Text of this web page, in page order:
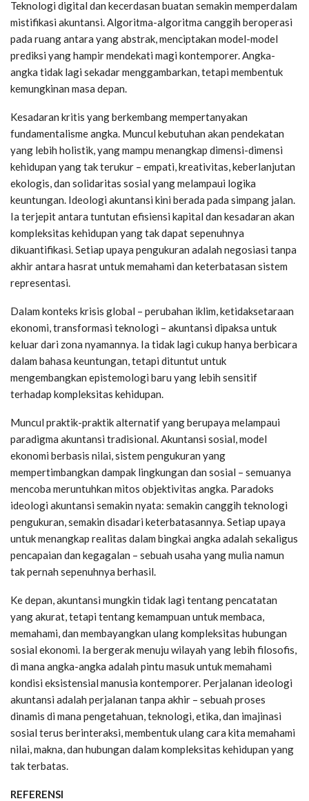
Teknologi digital dan kecerdasan buatan semakin memperdalam
mistifikasi akuntansi. Algoritma-algoritma canggih beroperasi
pada ruang antara yang abstrak, menciptakan model-model
prediksi yang hampir mendekati magi kontemporer. Angka-
angka tidak lagi sekadar menggambarkan, tetapi membentuk
kemungkinan masa depan.
Kesadaran kritis yang berkembang mempertanyakan
fundamentalisme angka. Muncul kebutuhan akan pendekatan
yang lebih holistik, yang mampu menangkap dimensi-dimensi
kehidupan yang tak terukur – empati, kreativitas, keberlanjutan
ekologis, dan solidaritas sosial yang melampaui logika
keuntungan. Ideologi akuntansi kini berada pada simpang jalan.
Ia terjepit antara tuntutan efisiensi kapital dan kesadaran akan
kompleksitas kehidupan yang tak dapat sepenuhnya
dikuantifikasi. Setiap upaya pengukuran adalah negosiasi tanpa
akhir antara hasrat untuk memahami dan keterbatasan sistem
representasi.
Dalam konteks krisis global – perubahan iklim, ketidaksetaraan
ekonomi, transformasi teknologi – akuntansi dipaksa untuk
keluar dari zona nyamannya. Ia tidak lagi cukup hanya berbicara
dalam bahasa keuntungan, tetapi dituntut untuk
mengembangkan epistemologi baru yang lebih sensitif
terhadap kompleksitas kehidupan.
Muncul praktik-praktik alternatif yang berupaya melampaui
paradigma akuntansi tradisional. Akuntansi sosial, model
ekonomi berbasis nilai, sistem pengukuran yang
mempertimbangkan dampak lingkungan dan sosial – semuanya
mencoba meruntuhkan mitos objektivitas angka. Paradoks
ideologi akuntansi semakin nyata: semakin canggih teknologi
pengukuran, semakin disadari keterbatasannya. Setiap upaya
untuk menangkap realitas dalam bingkai angka adalah sekaligus
pencapaian dan kegagalan – sebuah usaha yang mulia namun
tak pernah sepenuhnya berhasil.
Ke depan, akuntansi mungkin tidak lagi tentang pencatatan
yang akurat, tetapi tentang kemampuan untuk membaca,
memahami, dan membayangkan ulang kompleksitas hubungan
sosial ekonomi. Ia bergerak menuju wilayah yang lebih filosofis,
di mana angka-angka adalah pintu masuk untuk memahami
kondisi eksistensial manusia kontemporer. Perjalanan ideologi
akuntansi adalah perjalanan tanpa akhir – sebuah proses
dinamis di mana pengetahuan, teknologi, etika, dan imajinasi
sosial terus berinteraksi, membentuk ulang cara kita memahami
nilai, makna, dan hubungan dalam kompleksitas kehidupan yang
tak terbatas.
REFERENSI